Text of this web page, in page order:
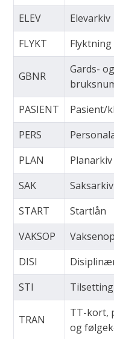
ELEV
Elevarkiv
FLYKT
Flyktning
GBNR
Gards- og
PASIENT Pasient/
PERS
PLAN
Planarkiv
SAK
Saksarkiv
START
Startlån
VAKSOP
DISI
STI
Tilsetting
TRAN
TT-kort,
og